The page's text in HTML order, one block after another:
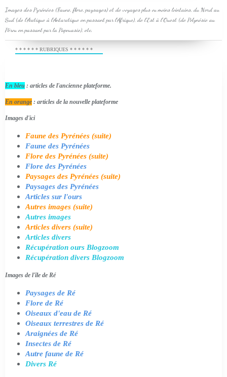
Images des Pyrénées (Faune, flore, paysages) et de voyages plus ou moins lointains, du Nord au
Sud (de l'Arctique à l'Antarctique en passant par l'Afrique), de l'Est à l'Ouest (de Polynésie au
Pérou en passant par la Papouasie), etc.
* * * * * * RUBRIQUES * * * * * *
En bleu : articles de l'ancienne plateforme.
En orange : articles de la nouvelle plateforme
Images d'ici
Faune des Pyrénées (suite)
Faune des Pyrénées
Flore des Pyrénées (suite)
Flore des Pyrénées
Paysages des Pyrénées (suite)
Paysages des Pyrénées
Articles sur l'ours
Autres images (suite)
Autres images
Articles divers (suite)
Articles divers
Récupération ours Blogzoom
Récupération divers Blogzoom
Images de l'île de Ré
Paysages de Ré
Flore de Ré
Oiseaux d'eau de Ré
Oiseaux terrestres de Ré
Araignées de Ré
Insectes de Ré
Autre faune de Ré
Divers Ré